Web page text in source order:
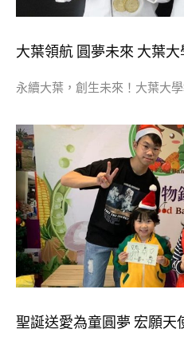
大葉領航 圓夢未來 大葉
永續大葉，創生未來！大葉大
聖誕送愛為童圓夢 宏願天